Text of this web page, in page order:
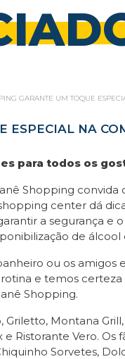
GARANTE UM TOQUE
ESPECIAL NA
para todos os
Shopping
center dá
a segurança
de álcool
ou os
e temos
Shopping.
Montana
Ristorante Vero.
Sorvetes,